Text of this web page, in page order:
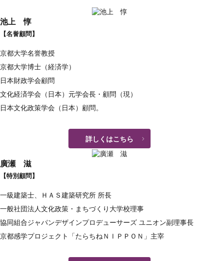
池上 惇
【名誉顧問】
京都大学名誉教授
京都大学博士（経済学）
日本財政学会顧問
文化経済学会（日本）元学会長・顧問（現）
日本文化政策学会（日本）顧問。
詳しくはこちら
廣瀬 滋
【特別顧問】
一級建築士、ＨＡＳ建築研究所 所長
一般社団法人文化政策・まちづくり大学校理事
協同組合ジャパンデザインプロデューサーズ ユニオン副理事長
京都感学プロジェクト「たらちねＮＩＰＰＯＮ」主宰